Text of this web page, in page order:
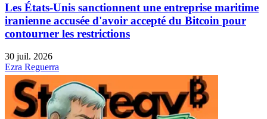
Les États-Unis sanctionnent une entreprise maritime
iranienne accusée d'avoir accepté du Bitcoin pour
contourner les restrictions
30 juil. 2026
Ezra Reguerra